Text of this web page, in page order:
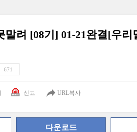
말려 [08기] 01-21완결[우
671
신고 URL복사
다운로드